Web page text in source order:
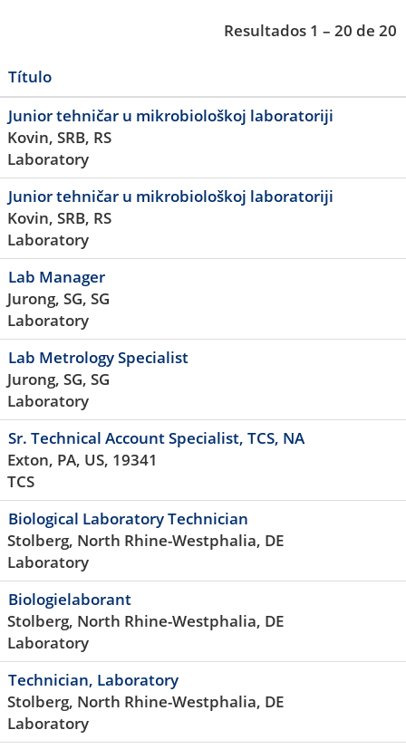
Resultados 1 – 20 de 20
Título
Junior tehničar u mikrobiološkoj laboratoriji
Kovin, SRB, RS
Laboratory
Junior tehničar u mikrobiološkoj laboratoriji
Kovin, SRB, RS
Laboratory
Lab Manager
Jurong, SG, SG
Laboratory
Lab Metrology Specialist
Jurong, SG, SG
Laboratory
Sr. Technical Account Specialist, TCS, NA
Exton, PA, US, 19341
TCS
Biological Laboratory Technician
Stolberg, North Rhine-Westphalia, DE
Laboratory
Biologielaborant
Stolberg, North Rhine-Westphalia, DE
Laboratory
Technician, Laboratory
Stolberg, North Rhine-Westphalia, DE
Laboratory